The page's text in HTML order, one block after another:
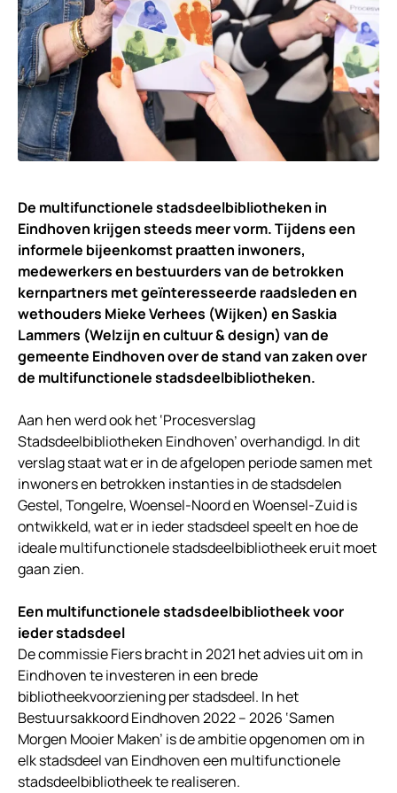
De multifunctionele stadsdeelbibliotheken in
Eindhoven krijgen steeds meer vorm. Tijdens een
informele bijeenkomst praatten inwoners,
medewerkers en bestuurders van de betrokken
kernpartners met geïnteresseerde raadsleden en
wethouders Mieke Verhees (Wijken) en Saskia
Lammers (Welzijn en cultuur & design) van de
gemeente Eindhoven over de stand van zaken over
de multifunctionele stadsdeelbibliotheken.
Aan hen werd ook het ‘Procesverslag
Stadsdeelbibliotheken Eindhoven’ overhandigd. In dit
verslag staat wat er in de afgelopen periode samen met
inwoners en betrokken instanties in de stadsdelen
Gestel, Tongelre, Woensel-Noord en Woensel-Zuid is
ontwikkeld, wat er in ieder stadsdeel speelt en hoe de
ideale multifunctionele stadsdeelbibliotheek eruit moet
gaan zien.
Een multifunctionele stadsdeelbibliotheek voor
ieder stadsdeel
De commissie Fiers bracht in 2021 het advies uit om in
Eindhoven te investeren in een brede
bibliotheekvoorziening per stadsdeel. In het
Bestuursakkoord Eindhoven 2022 – 2026 ‘Samen
Morgen Mooier Maken’ is de ambitie opgenomen om in
elk stadsdeel van Eindhoven een multifunctionele
stadsdeelbibliotheek te realiseren.